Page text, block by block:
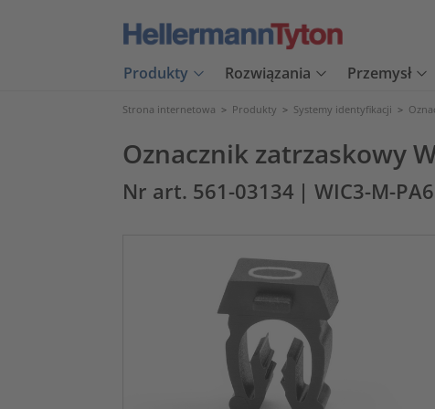
Produkty Rozwiązania Przemysł
Strona internetowa > Produkty > Systemy identyfikacji >
Oznacznik zatrzaskowy
Nr art. 561-03134 | WIC3-M-